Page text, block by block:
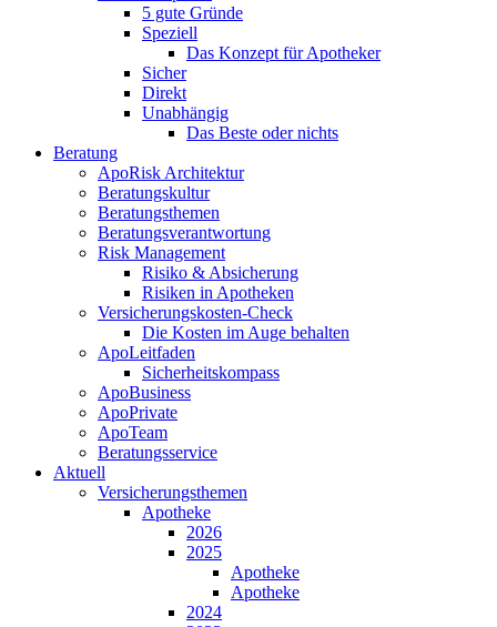
5 gute Gründe
Speziell
Das Konzept für Apotheker
Sicher
Direkt
Unabhängig
Das Beste oder nichts
Beratung
ApoRisk Architektur
Beratungskultur
Beratungsthemen
Beratungsverantwortung
Risk Management
Risiko & Absicherung
Risiken in Apotheken
Versicherungskosten-Check
Die Kosten im Auge behalten
ApoLeitfaden
Sicherheitskompass
ApoBusiness
ApoPrivate
ApoTeam
Beratungsservice
Aktuell
Versicherungsthemen
Apotheke
2026
2025
Apotheke
Apotheke
2024